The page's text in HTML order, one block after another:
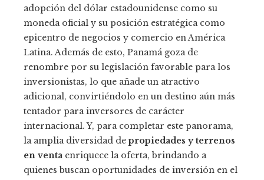
adopción del dólar estadounidense como su
moneda oficial y su posición estratégica como
epicentro de negocios y comercio en América
Latina. Además de esto, Panamá goza de
renombre por su legislación favorable para los
inversionistas, lo que añade un atractivo
adicional, convirtiéndolo en un destino aún más
tentador para inversores de carácter
internacional. Y, para completar este panorama,
la amplia diversidad depropiedades y terrenos
en venta enriquece la oferta, brindando a
quienes buscan oportunidades de inversión en el